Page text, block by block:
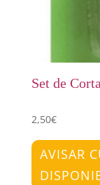
Set de
2,50€
AVISAR